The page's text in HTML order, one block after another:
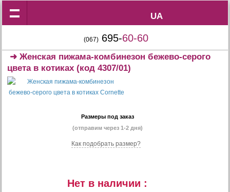
UA
UA
(067) 695-60-60
➜Женская пижама-комбинезон бежево-серого
цвета в котиках (код 4307/01)
Размеры под заказ
(отправим через 1-2 дня)
Как подобрать размер?
Нет в наличии :